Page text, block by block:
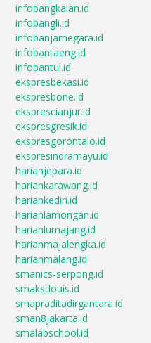
infobangkalan.id
infobangli.id
infobanjarnegara.id
infobantaeng.id
infobantul.id
ekspresbekasi.id
ekspresbone.id
eksprescianjur.id
ekspresgresik.id
ekspresgorontalo.id
ekspresindramayu.id
harianjepara.id
hariankarawang.id
hariankediri.id
harianlamongan.id
harianlumajang.id
harianmajalengka.id
harianmalang.id
smanics-serpong.id
smakstlouis.id
smapraditadirgantara.id
sman8jakarta.id
smalabschool.id